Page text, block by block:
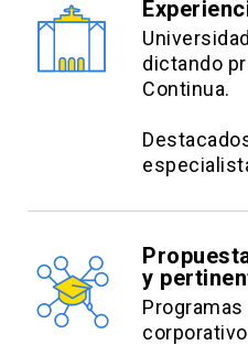
dictando
Continua.
y